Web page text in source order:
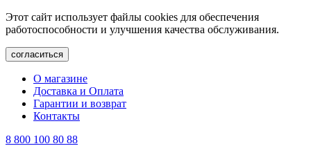
Этот сайт использует файлы cookies для обеспечения
работоспособности и улучшения качества обслуживания.
согласиться
О магазине
Доставка и Оплата
Гарантии и возврат
Контакты
8 800 100 80 88